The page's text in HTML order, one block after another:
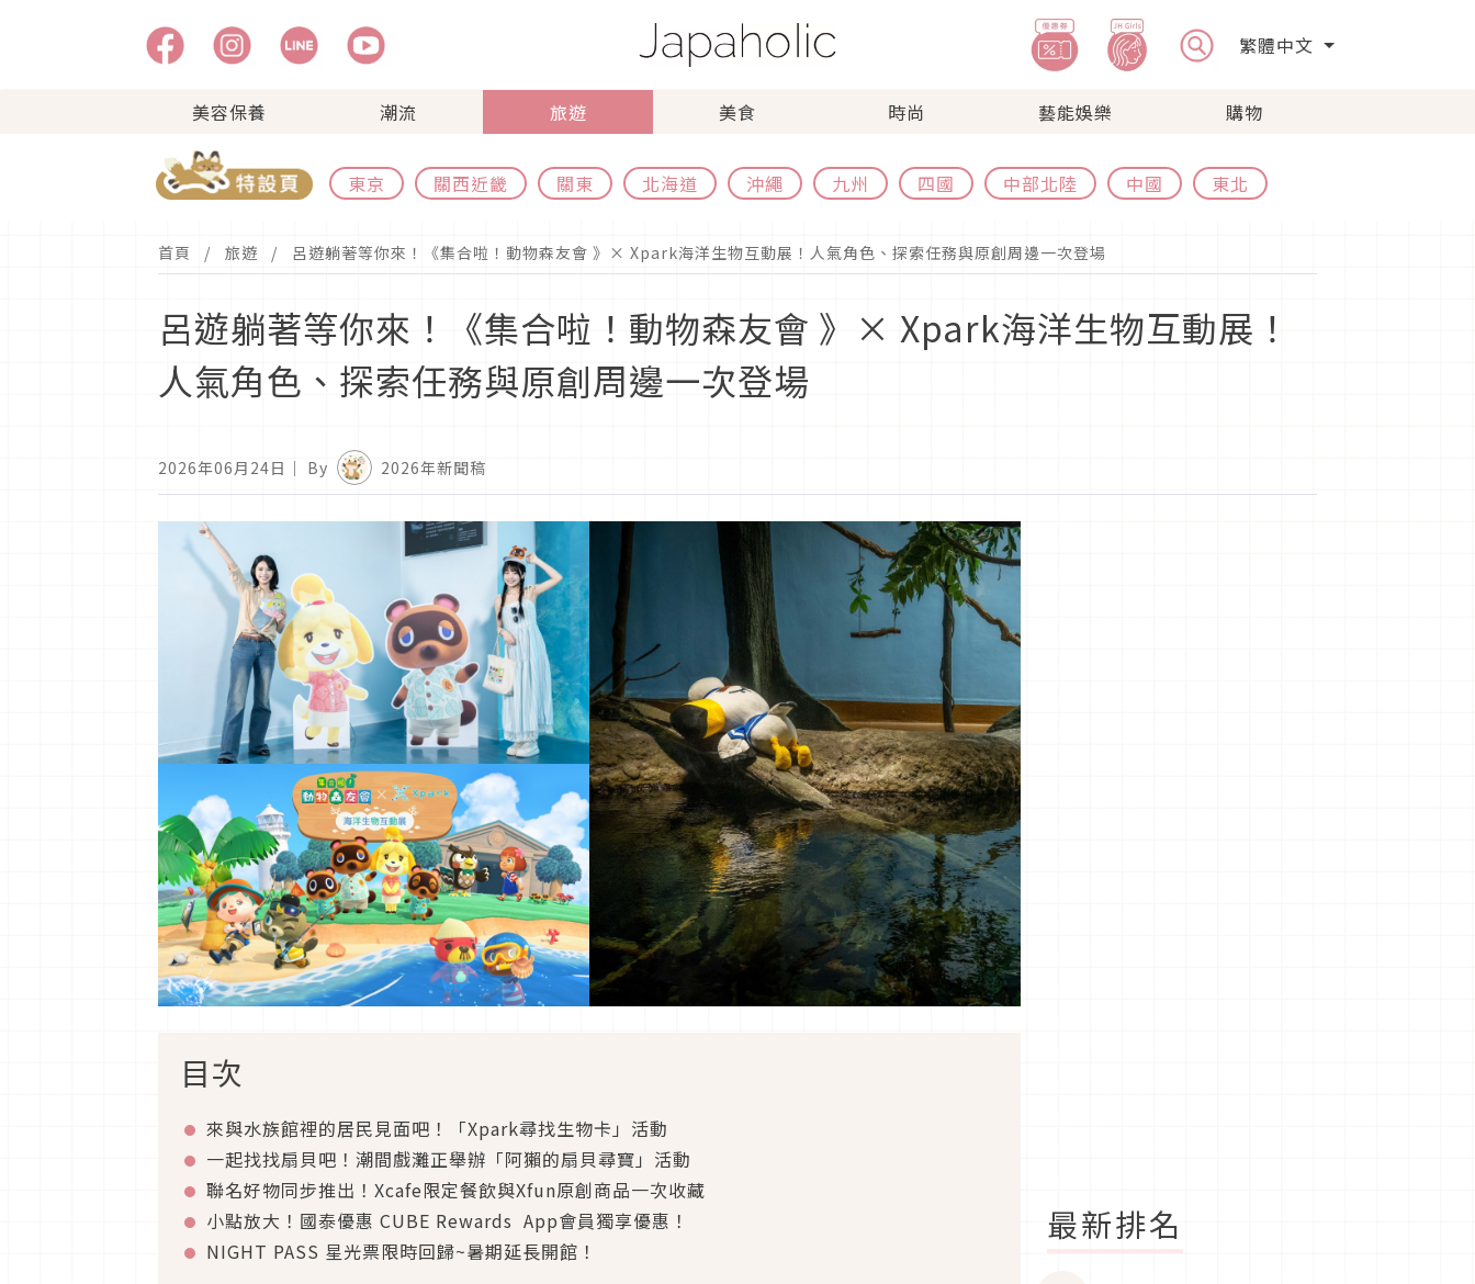
繁體中文
美容保養 潮流 旅遊 美食 時尚 藝能娛樂 購物
東京 關西近畿 關東 北海道 沖繩 九州 四國 中部北陸 中國 東北
首頁 旅遊 呂遊躺著等你來！《集合啦！動物森友會 》× Xpark海洋生物互動展！人氣角色、探索任務與原創周邊一次登場
呂遊躺著等你來！《集合啦！動物森友會 》× Xpark海洋生物互動展！
人氣角色、探索任務與原創周邊一次登場
2026年06月24日 ｜ By 2026年新聞稿
目次
來與水族館裡的居民見面吧！「Xpark尋找生物卡」活動
一起找找扇貝吧！潮間戲灘正舉辦「阿獺的扇貝尋寶」活動
聯名好物同步推出！Xcafe限定餐飲與Xfun原創商品一次收藏
小點放大！國泰優惠 CUBE Rewards App會員獨享優惠！
NIGHT PASS 星光票限時回歸~暑期延長開館！
最新排名